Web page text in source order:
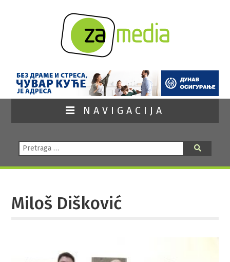
NAVIGACIJA
Pretraga:
Miloš Dišković